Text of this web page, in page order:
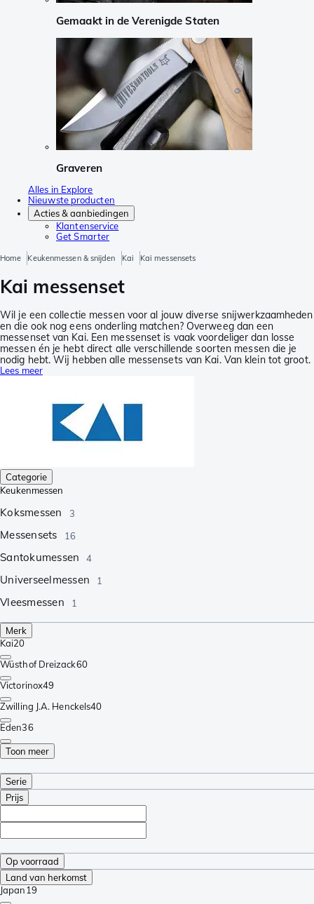
Gemaakt in de Verenigde Staten
Graveren
Alles in Explore
Nieuwste producten
Acties & aanbiedingen
Klantenservice
Get Smarter
Home Keukenmessen & snijden Kai Kai messensets
Kai messenset
Wil je een collectie messen voor al jouw diverse snijwerkzaamheden
en die ook nog eens onderling matchen? Overweeg dan een
messenset van Kai. Een messenset is vaak voordeliger dan losse
messen én je hebt direct alle verschillende soorten messen die je
nodig hebt. Wij hebben alle messensets van Kai. Van klein tot groot.
Lees meer
Categorie
Keukenmessen
Koksmessen 3
Messensets 16
Santokumessen 4
Universeelmessen 1
Vleesmessen 1
Merk
Kai20
Wüsthof Dreizack60
Victorinox49
Zwilling J.A. Henckels40
Eden36
Toon meer
Serie
Prijs
Op voorraad
Land van herkomst
Japan19